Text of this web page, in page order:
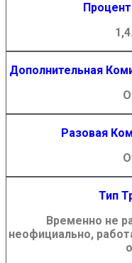
Дополнительная
Разовая
Тип
Временно не
неофициально,